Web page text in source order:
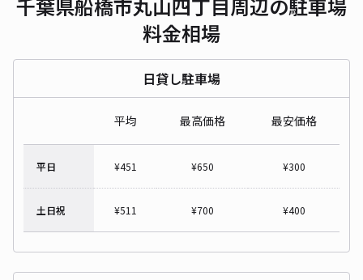
千葉県船橋市丸山四丁目周辺の駐車場
料金相場
日貸し駐車場
平均 最高価格 最安価格
平日 ¥451 ¥650 ¥300
土日祝 ¥511 ¥700 ¥400